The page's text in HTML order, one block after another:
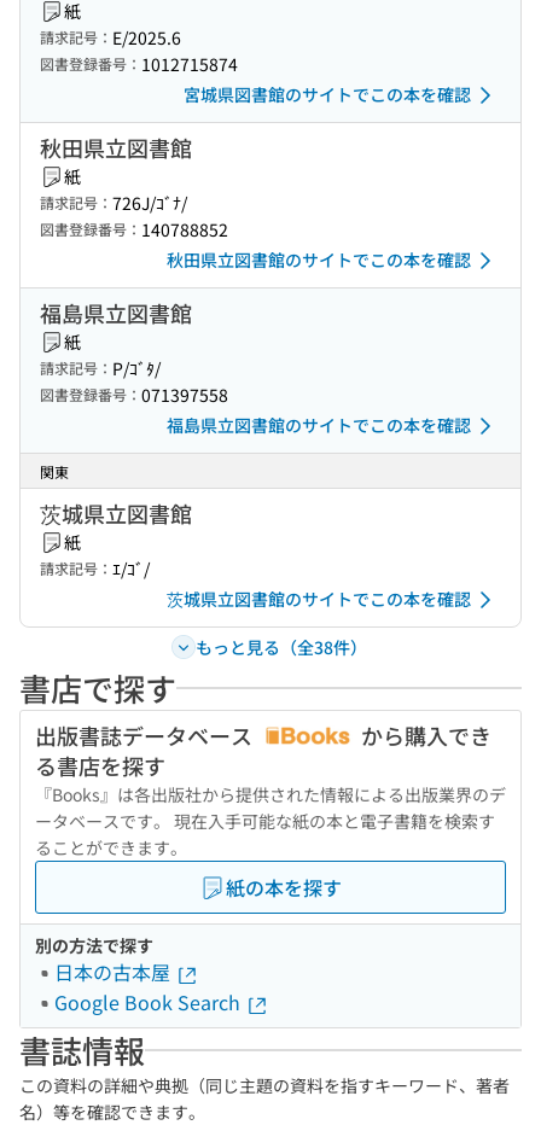
紙
請求記号： E/2025.6
図書登録番号： 1012715874
宮城県図書館のサイトでこの本を確認
秋田県立図書館
紙
請求記号： 726J/ｺﾞﾅ/
図書登録番号： 140788852
秋田県立図書館のサイトでこの本を確認
福島県立図書館
紙
請求記号： P/ｺﾞﾀ/
図書登録番号： 071397558
福島県立図書館のサイトでこの本を確認
関東
茨城県立図書館
紙
請求記号： ｴ/ｺﾞ/
茨城県立図書館のサイトでこの本を確認
もっと見る（全38件）
書店で探す
出版書誌データベース
から購入でき
る書店を探す
『Books』は各出版社から提供された情報による出版業界のデ
ータベースです。 現在入手可能な紙の本と電子書籍を検索す
ることができます。
紙の本を探す
別の方法で探す
日本の古本屋
Google Book Search
書誌情報
この資料の詳細や典拠（同じ主題の資料を指すキーワード、著者
名）等を確認できます。